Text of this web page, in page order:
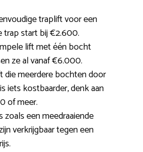
traplift voor een
trap start bij €2.600.
lift met één bocht
ze al vanaf €6.000.
die meerdere bochten door
iets kostbaarder, denk aan
of meer.
zoals een meedraaiende
verkrijgbaar tegen een